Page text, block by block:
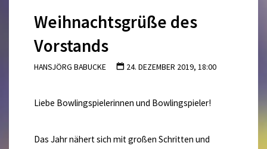
Weihnachtsgrüße des
Vorstands
HANSJÖRG BABUCKE 24. DEZEMBER 2019, 18:00
Liebe Bowlingspielerinnen und Bowlingspieler!
Das Jahr nähert sich mit großen Schritten und